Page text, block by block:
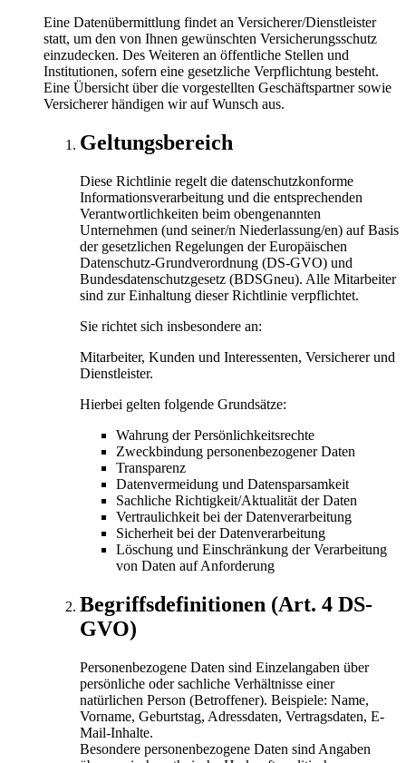
Eine Datenübermittlung findet an Versicherer/Dienstleister
statt, um den von Ihnen gewünschten Versicherungsschutz
einzudecken. Des Weiteren an öffentliche Stellen und
Institutionen, sofern eine gesetzliche Verpflichtung besteht.
Eine Übersicht über die vorgestellten Geschäftspartner sowie
Versicherer händigen wir auf Wunsch aus.
Geltungsbereich
Diese Richtlinie regelt die datenschutzkonforme
Informationsverarbeitung und die entsprechenden
Verantwortlichkeiten beim obengenannten
Unternehmen (und seiner/n Niederlassung/en) auf Basis
der gesetzlichen Regelungen der Europäischen
Datenschutz-Grundverordnung (DS-GVO) und
Bundesdatenschutzgesetz (BDSGneu). Alle Mitarbeiter
sind zur Einhaltung dieser Richtlinie verpflichtet.
Sie richtet sich insbesondere an:
Mitarbeiter, Kunden und Interessenten, Versicherer und
Dienstleister.
Hierbei gelten folgende Grundsätze:
Wahrung der Persönlichkeitsrechte
Zweckbindung personenbezogener Daten
Transparenz
Datenvermeidung und Datensparsamkeit
Sachliche Richtigkeit/Aktualität der Daten
Vertraulichkeit bei der Datenverarbeitung
Sicherheit bei der Datenverarbeitung
Löschung und Einschränkung der Verarbeitung
von Daten auf Anforderung
Begriffsdefinitionen (Art. 4 DS-
GVO)
Personenbezogene Daten sind Einzelangaben über
persönliche oder sachliche Verhältnisse einer
natürlichen Person (Betroffener). Beispiele: Name,
Vorname, Geburtstag, Adressdaten, Vertragsdaten, E-
Mail-Inhalte.
Besondere personenbezogene Daten sind Angaben